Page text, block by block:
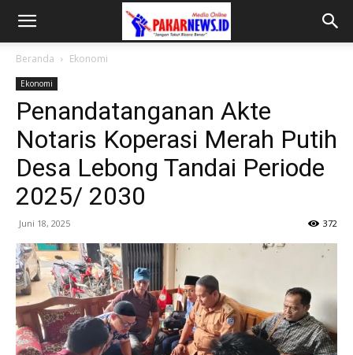
Beranda Ekonomi
Ekonomi
Penandatanganan Akte
Notaris Koperasi Merah Putih
Desa Lebong Tandai Periode
2025/ 2030
Juni 18, 2025 372